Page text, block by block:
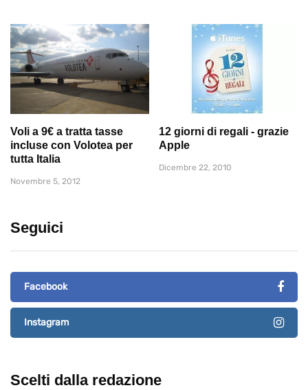
Voli a 9€ a tratta tasse
incluse con Volotea per
tutta Italia
Novembre 5, 2012
12 giorni di regali - grazie
Apple
Dicembre 22, 2010
Seguici
Facebook
Instagram
Scelti dalla redazione